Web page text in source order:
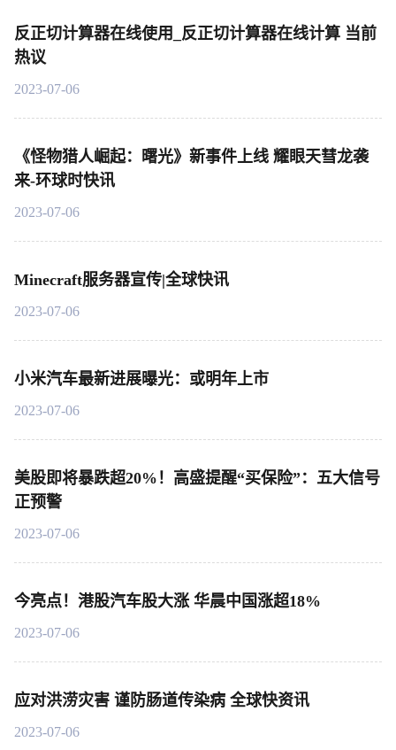
反正切计算器在线使用_反正切计算器在线计算 当前
热议
2023-07-06
《怪物猎人崛起：曙光》新事件上线 耀眼天彗龙袭
来-环球时快讯
2023-07-06
Minecraft服务器宣传|全球快讯
2023-07-06
小米汽车最新进展曝光：或明年上市
2023-07-06
美股即将暴跌超20%！高盛提醒“买保险”：五大信号
正预警
2023-07-06
今亮点！港股汽车股大涨 华晨中国涨超18%
2023-07-06
应对洪涝灾害 谨防肠道传染病 全球快资讯
2023-07-06